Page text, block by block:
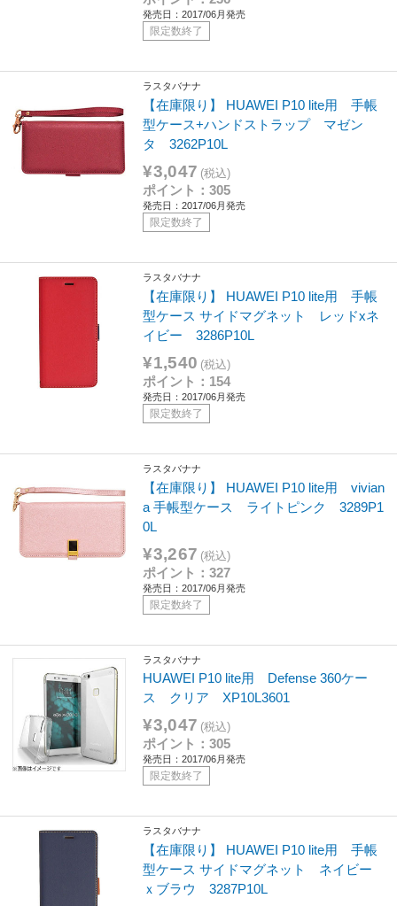
発売日：2017/06月発売
限定数終了
ラスタバナナ
【在庫限り】 HUAWEI P10 lite用 手帳
型ケース+ハンドストラップ マゼン
タ 3262P10L
¥3,047 (税込)
ポイント：305
発売日：2017/06月発売
限定数終了
ラスタバナナ
【在庫限り】 HUAWEI P10 lite用 手帳
型ケース サイドマグネット レッドxネ
イビー 3286P10L
¥1,540 (税込)
ポイント：154
発売日：2017/06月発売
限定数終了
ラスタバナナ
【在庫限り】 HUAWEI P10 lite用 vivian
a 手帳型ケース ライトピンク 3289P1
0L
¥3,267 (税込)
ポイント：327
発売日：2017/06月発売
限定数終了
ラスタバナナ
HUAWEI P10 lite用 Defense 360ケー
ス クリア XP10L3601
¥3,047 (税込)
ポイント：305
発売日：2017/06月発売
限定数終了
ラスタバナナ
【在庫限り】 HUAWEI P10 lite用 手帳
型ケース サイドマグネット ネイビー
ｘブラウ 3287P10L